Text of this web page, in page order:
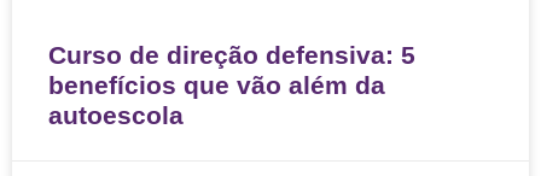
Curso de direção defensiva: 5
benefícios que vão além da
autoescola